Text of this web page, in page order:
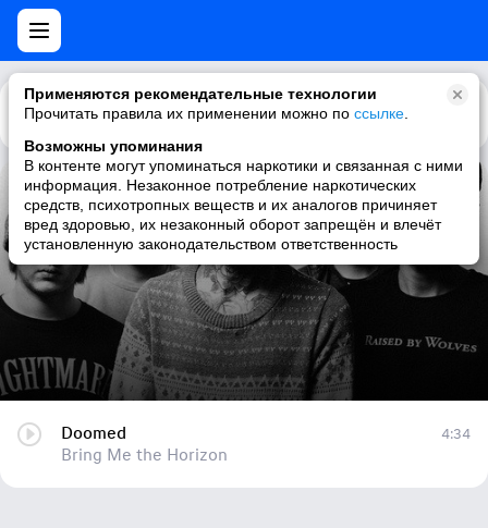
Применяются рекомендательные технологии
Прочитать правила их применении можно по ссылке
Возможны упоминания
В контенте могут упоминаться наркотики и связанная с ними
информация. Незаконное потребление наркотических
средств, психотропных веществ и их аналогов причиняет
вред здоровью, их незаконный оборот запрещён и влечёт
установленную законодательством ответственность
Каталог Рекомендации
Doomed
Bring Me the Horizon
Doomed
Bring Me the Horizon
4:34